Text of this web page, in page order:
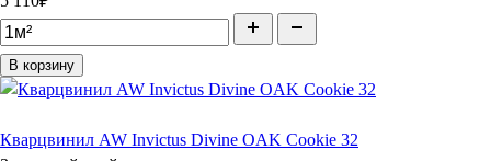
В корзину
Кварцвинил AW Invictus Divine OAK Cookie 32